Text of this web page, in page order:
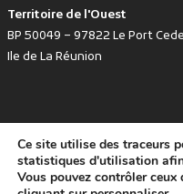
Territoire de l'Ouest
BP 50049 – 97822 Le Port
Ile de La Réunion
Développé avec favoritepar le
Politique de protection des
Accessibilité : non conforme
Ce site utilise des traceurs
statistiques d'utilisation
Vous pouvez contrôler